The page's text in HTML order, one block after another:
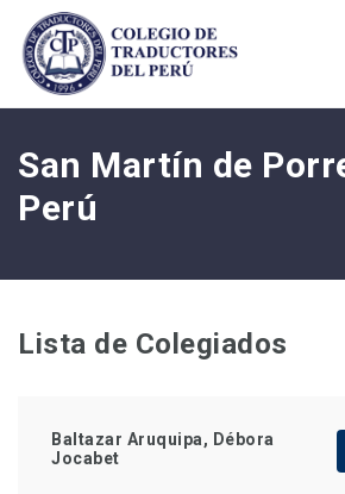
San Martín de
Perú
Lista de Colegiados
Baltazar Aruquipa, Débora
Jocabet